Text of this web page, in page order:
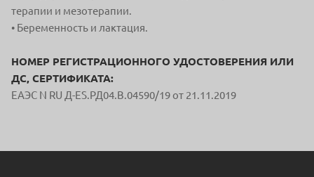
терапии и мезотерапии.
• Беременность и лактация.
НОМЕР РЕГИСТРАЦИОННОГО УДОСТОВЕРЕНИЯ ИЛИ
ДС, СЕРТИФИКАТА:
ЕАЭС N RU Д-ES.РД04.В.04590/19 от 21.11.2019